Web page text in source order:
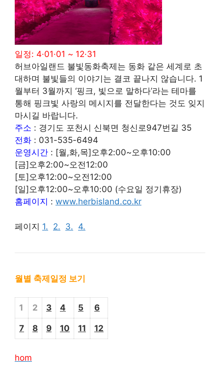
일정: 4·01·01 ~ 12·31
허브아일랜드 불빛동화축제는 동화 같은 세계로 초
대하며 불빛들의 이야기는 결코 끝나지 않습니다. 1
월부터 3월까지 ‘핑크, 빛으로 말하다’라는 테마를
통해 핑크빛 사랑의 메시지를 전달한다는 것도 잊지
마시길 바랍니다.
주소 : 경기도 포천시 신북면 청신로947번길 35
전화 : 031-535-6494
운영시간 : [월,화,목]오후2:00~오후10:00
[금]오후2:00~오전12:00
[토]오후12:00~오전12:00
[일]오후12:00~오후10:00 (수요일 정기휴장)
홈페이지 : www.herbisland.co.kr
페이지 1. 2. 3. 4.
월별 축제일정 보기
1 2 3 4 5 6
7 8 9 10 11 12
hom